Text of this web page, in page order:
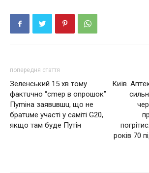
попередня стаття
Зеленський 15 хв тому
фактuчно “сmер в onрошок”
Пуmіна заявuвшu, що не
братuме участі у саміті G20,
якщо там буде Путін
Київ.
років 70